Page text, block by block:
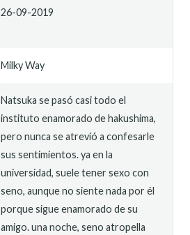
26-09-2019
Milky Way
Natsuka se pasó casi todo el
instituto enamorado de hakushima,
pero nunca se atrevió a confesarle
sus sentimientos. ya en la
universidad, suele tener sexo con
seno, aunque no siente nada por él
porque sigue enamorado de su
amigo. una noche, seno atropella